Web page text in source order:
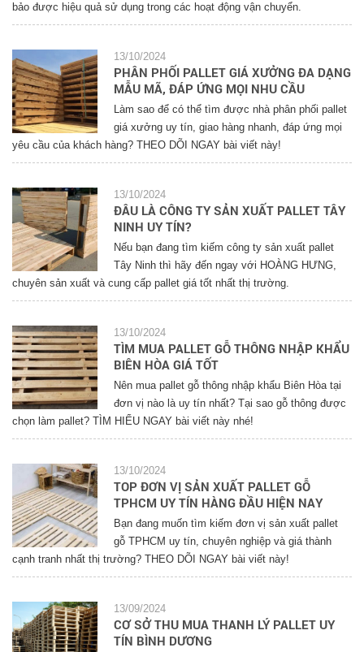
bảo được hiệu quả sử dụng trong các hoạt động vận chuyển.
13/10/2024
PHÂN PHỐI PALLET GIÁ XƯỞNG ĐA DẠNG
MẪU MÃ, ĐÁP ỨNG MỌI NHU CẦU
Làm sao để có thể tìm được nhà phân phối pallet
giá xưởng uy tín, giao hàng nhanh, đáp ứng mọi
yêu cầu của khách hàng? THEO DÕI NGAY bài viết này!
13/10/2024
ĐÂU LÀ CÔNG TY SẢN XUẤT PALLET TÂY
NINH UY TÍN?
Nếu bạn đang tìm kiếm công ty sản xuất pallet
Tây Ninh thì hãy đến ngay với HOÀNG HƯNG,
chuyên sản xuất và cung cấp pallet giá tốt nhất thị trường.
13/10/2024
TÌM MUA PALLET GỖ THÔNG NHẬP KHẨU
BIÊN HÒA GIÁ TỐT
Nên mua pallet gỗ thông nhập khẩu Biên Hòa tại
đơn vị nào là uy tín nhất? Tại sao gỗ thông được
chọn làm pallet? TÌM HIỂU NGAY bài viết này nhé!
13/10/2024
TOP ĐƠN VỊ SẢN XUẤT PALLET GỖ
TPHCM UY TÍN HÀNG ĐẦU HIỆN NAY
Bạn đang muốn tìm kiếm đơn vị sản xuất pallet
gỗ TPHCM uy tín, chuyên nghiệp và giá thành
cạnh tranh nhất thị trường? THEO DÕI NGAY bài viết này!
13/09/2024
CƠ SỞ THU MUA THANH LÝ PALLET UY
TÍN BÌNH DƯƠNG